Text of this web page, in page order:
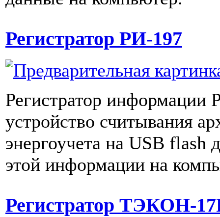
Регистратор РИ-197
Регистратор информации
устройство считывания
энергоучета на USB flash
этой информации на
Регистратор ТЭКОН-